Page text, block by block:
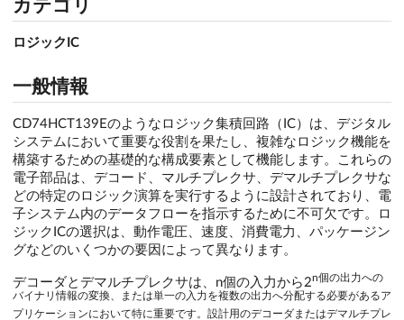
カテゴリ
ロジックIC
一般情報
CD74HCT139Eのようなロジック集積回路（IC）は、デジタル
システムにおいて重要な役割を果たし、複雑なロジック機能を
構築するための基礎的な構成要素として機能します。これらの
電子部品は、デコード、マルチプレクサ、デマルチプレクサな
どの特定のロジック演算を実行するように設計されており、電
子システム内のデータフローを指示するために不可欠です。ロ
ジックICの選択は、動作電圧、速度、消費電力、パッケージン
グなどのいくつかの要因によって異なります。
デコーダとデマルチプレクサは、n個の入力から2n個の出力への
バイナリ情報の変換、または単一の入力を複数の出力へ分配する必要があるア
プリケーションにおいて特に重要です。設計用のデコーダまたはデマルチプレ